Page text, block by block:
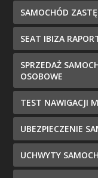
SAMOCHÓD
SEAT IBIZA
SPRZEDAŻ
OSOBOWE
TEST NAWIGACJI
UBEZPIECZENIE
UCHWYTY